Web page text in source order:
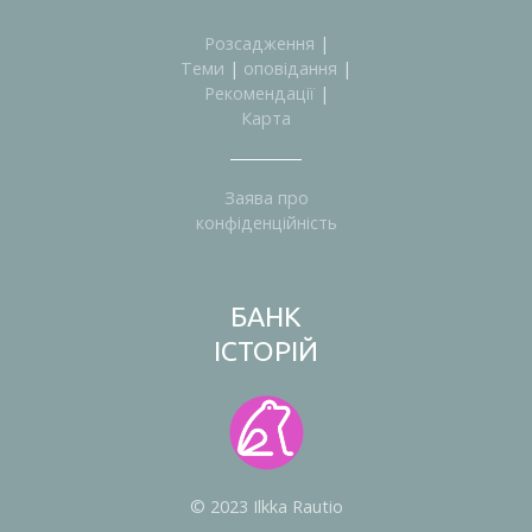
Розсадження |
Теми | оповідання |
Рекомендації|
Карта
Заява про
конфіденційність
БАНК
ІСТОРІЙ
© 2023 Ilkka Rautio